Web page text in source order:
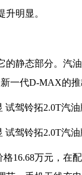
明显。
静态部分。汽油
一代D-MAX的推
万元，在